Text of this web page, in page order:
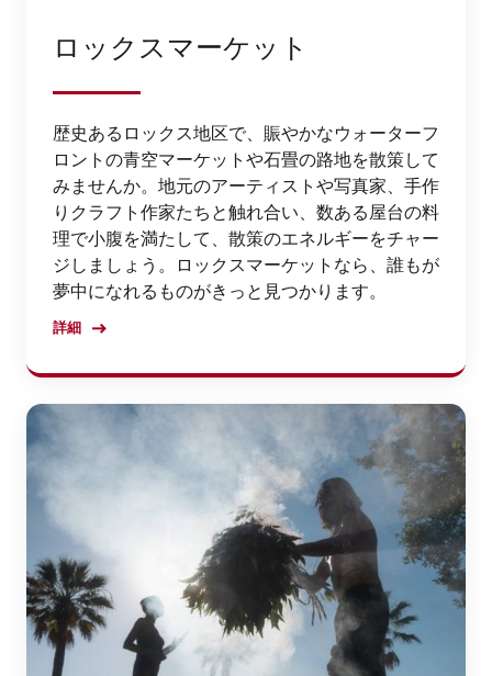
ロックスマーケット
歴史あるロックス地区で、賑やかなウォーターフ
ロントの青空マーケットや石畳の路地を散策して
みませんか。地元のアーティストや写真家、手作
りクラフト作家たちと触れ合い、数ある屋台の料
理で小腹を満たして、散策のエネルギーをチャー
ジしましょう。ロックスマーケットなら、誰もが
夢中になれるものがきっと見つかります。
詳細